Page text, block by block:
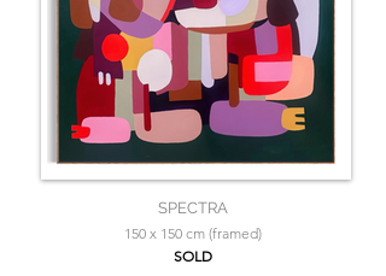
SPECTRA
150 x 150 cm (framed)
SOLD